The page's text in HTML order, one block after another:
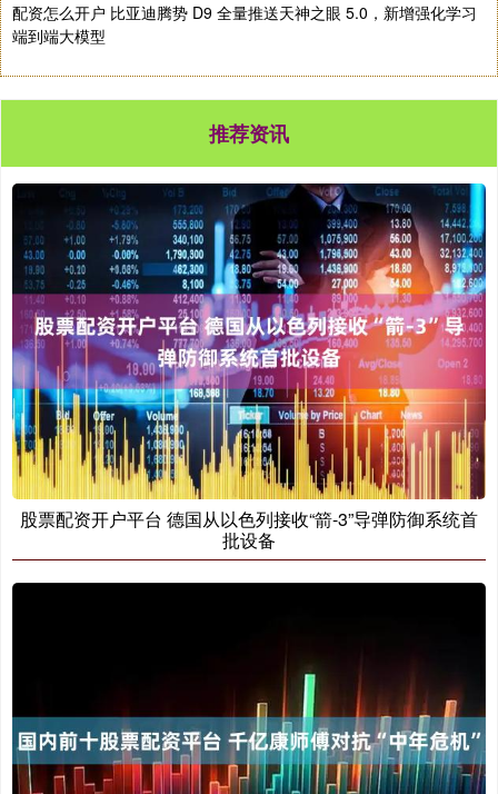
配资怎么开户 比亚迪腾势 D9 全量推送天神之眼 5.0，新增强化学习
端到端大模型
推荐资讯
股票配资开户平台 德国从以色列接收“箭-3”导弹防御系统首
批设备